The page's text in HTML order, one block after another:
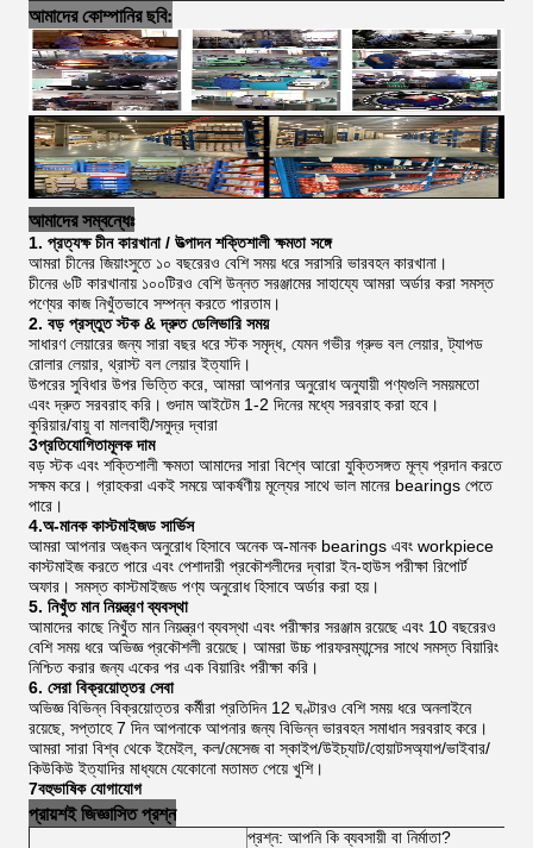
আমাদের কোম্পানির ছবি:
আমাদের সম্বন্ধেঃ
1. প্রত্যক্ষ চীন কারখানা / উত্পাদন শক্তিশালী ক্ষমতা সঙ্গে
আমরা চীনের জিয়াংসুতে ১০ বছরেরও বেশি সময় ধরে সরাসরি ভারবহন কারখানা।
চীনের ৬টি কারখানায় ১০০টিরও বেশি উন্নত সরঞ্জামের সাহায্যে আমরা অর্ডার করা সমস্ত
পণ্যের কাজ নিখুঁতভাবে সম্পন্ন করতে পারতাম।
2. বড় প্রস্তুত স্টক & দ্রুত ডেলিভারি সময়
সাধারণ লেয়ারের জন্য সারা বছর ধরে স্টক সমৃদ্ধ, যেমন গভীর গ্রুভ বল লেয়ার, ট্যাপড
রোলার লেয়ার, থ্রাস্ট বল লেয়ার ইত্যাদি।
উপরের সুবিধার উপর ভিত্তি করে, আমরা আপনার অনুরোধ অনুযায়ী পণ্যগুলি সময়মতো
এবং দ্রুত সরবরাহ করি। গুদাম আইটেম 1-2 দিনের মধ্যে সরবরাহ করা হবে।
কুরিয়ার/বায়ু বা মালবাহী/সমুদ্র দ্বারা
3প্রতিযোগিতামূলক দাম
বড় স্টক এবং শক্তিশালী ক্ষমতা আমাদের সারা বিশ্বে আরো যুক্তিসঙ্গত মূল্য প্রদান করতে
সক্ষম করে। গ্রাহকরা একই সময়ে আকর্ষণীয় মূল্যের সাথে ভাল মানের bearings পেতে
পারে।
4.অ-মানক কাস্টমাইজড সার্ভিস
আমরা আপনার অঙ্কন অনুরোধ হিসাবে অনেক অ-মানক bearings এবং workpiece
কাস্টমাইজ করতে পারে এবং পেশাদারী প্রকৌশলীদের দ্বারা ইন-হাউস পরীক্ষা রিপোর্ট
অফার। সমস্ত কাস্টমাইজড পণ্য অনুরোধ হিসাবে অর্ডার করা হয়।
5. নিখুঁত মান নিয়ন্ত্রণ ব্যবস্থা
আমাদের কাছে নিখুঁত মান নিয়ন্ত্রণ ব্যবস্থা এবং পরীক্ষার সরঞ্জাম রয়েছে এবং 10 বছরেরও
বেশি সময় ধরে অভিজ্ঞ প্রকৌশলী রয়েছে। আমরা উচ্চ পারফরম্যান্সের সাথে সমস্ত বিয়ারিং
নিশ্চিত করার জন্য একের পর এক বিয়ারিং পরীক্ষা করি।
6. সেরা বিক্রয়োত্তর সেবা
অভিজ্ঞ বিভিন্ন বিক্রয়োত্তর কর্মীরা প্রতিদিন 12 ঘণ্টারও বেশি সময় ধরে অনলাইনে
রয়েছে, সপ্তাহে 7 দিন আপনাকে আপনার জন্য বিভিন্ন ভারবহন সমাধান সরবরাহ করে।
আমরা সারা বিশ্ব থেকে ইমেইল, কল/মেসেজ বা স্কাইপ/উইচ্যাট/হোয়াটসঅ্যাপ/ভাইবার/
কিউকিউ ইত্যাদির মাধ্যমে যেকোনো মতামত পেয়ে খুশি।
7বহুভাষিক যোগাযোগ
প্রায়শই জিজ্ঞাসিত প্রশ্ন
প্রশ্ন: আপনি কি ব্যবসায়ী বা নির্মাতা?